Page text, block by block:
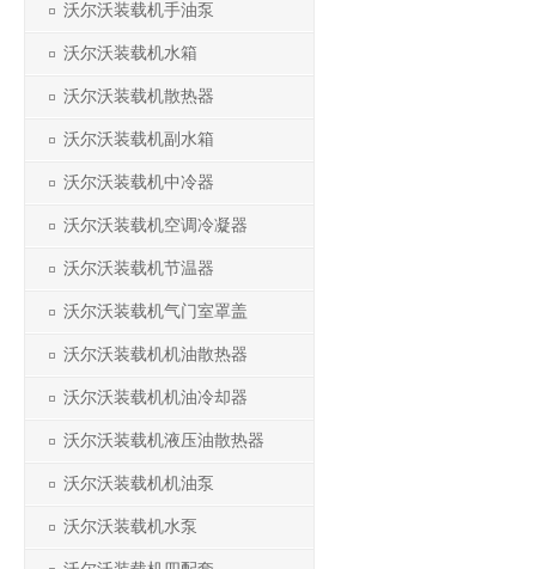
沃尔沃装载机手油泵
沃尔沃装载机水箱
沃尔沃装载机散热器
沃尔沃装载机副水箱
沃尔沃装载机中冷器
沃尔沃装载机空调冷凝器
沃尔沃装载机节温器
沃尔沃装载机气门室罩盖
沃尔沃装载机机油散热器
沃尔沃装载机机油冷却器
沃尔沃装载机液压油散热器
沃尔沃装载机机油泵
沃尔沃装载机水泵